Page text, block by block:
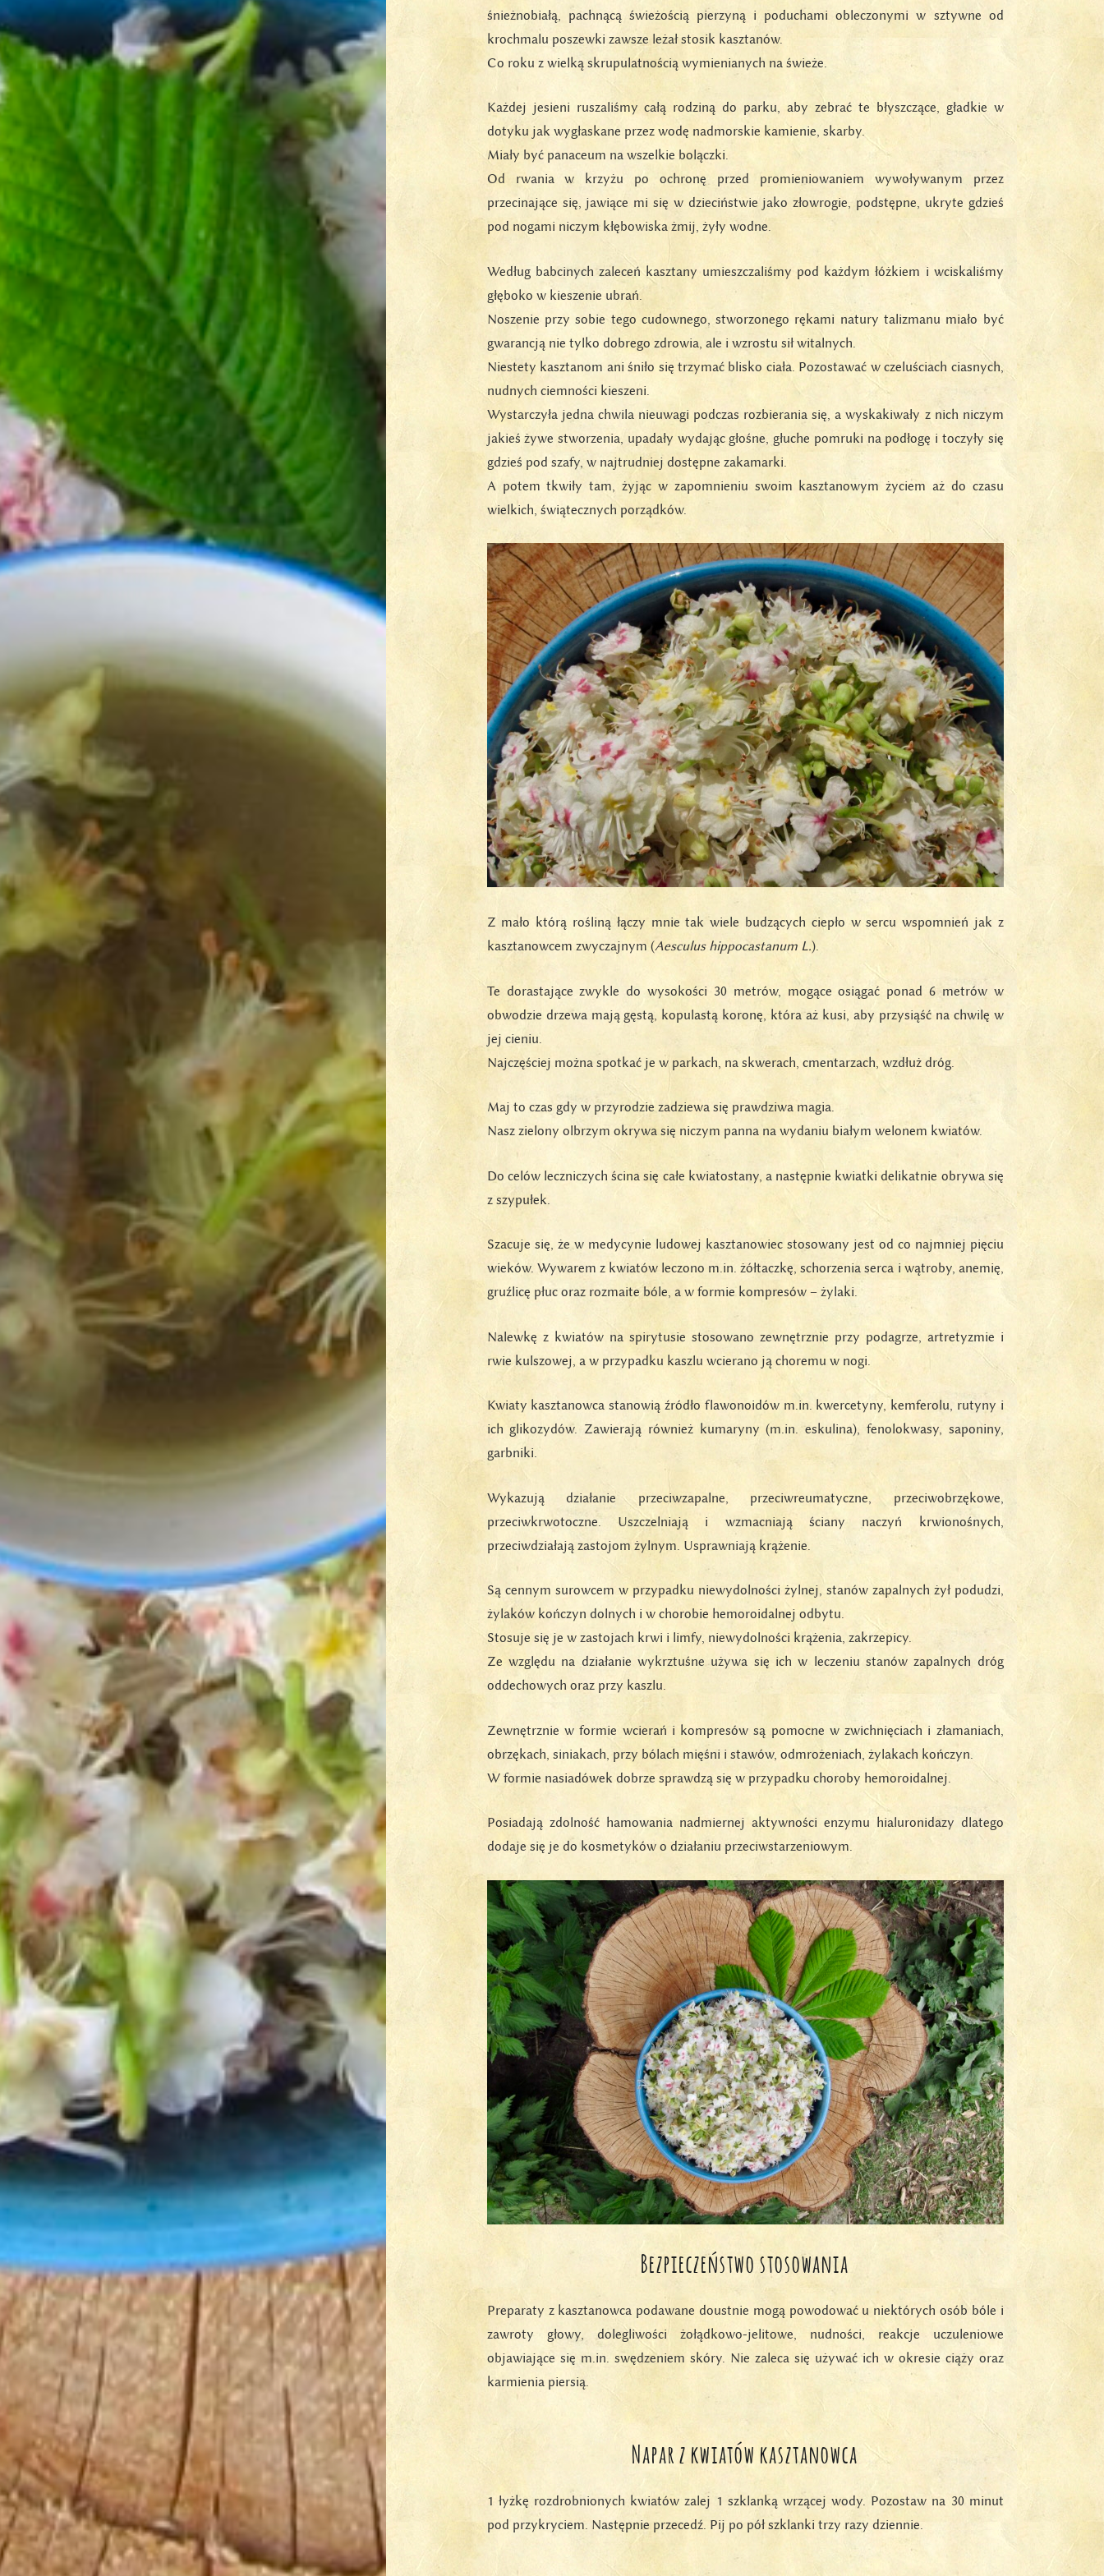
śnieżnobiałą, pachnącą świeżością pierzyną i poduchami obleczonymi w sztywne od
krochmalu poszewki zawsze leżał stosik kasztanów.
Co roku z wielką skrupulatnością wymienianych na świeże.
Każdej jesieni ruszaliśmy całą rodziną do parku, aby zebrać te błyszczące, gładkie w
dotyku jak wygłaskane przez wodę nadmorskie kamienie, skarby.
Miały być panaceum na wszelkie bolączki.
Od rwania w krzyżu po ochronę przed promieniowaniem wywoływanym przez
przecinające się, jawiące mi się w dzieciństwie jako złowrogie, podstępne, ukryte gdzieś
pod nogami niczym kłębowiska żmij, żyły wodne.
Według babcinych zaleceń kasztany umieszczaliśmy pod każdym łóżkiem i wciskaliśmy
głęboko w kieszenie ubrań.
Noszenie przy sobie tego cudownego, stworzonego rękami natury talizmanu miało być
gwarancją nie tylko dobrego zdrowia, ale i wzrostu sił witalnych.
Niestety kasztanom ani śniło się trzymać blisko ciała. Pozostawać w czeluściach ciasnych,
nudnych ciemności kieszeni.
Wystarczyła jedna chwila nieuwagi podczas rozbierania się, a wyskakiwały z nich niczym
jakieś żywe stworzenia, upadały wydając głośne, głuche pomruki na podłogę i toczyły się
gdzieś pod szafy, w najtrudniej dostępne zakamarki.
A potem tkwiły tam, żyjąc w zapomnieniu swoim kasztanowym życiem aż do czasu
wielkich, świątecznych porządków.
Z mało którą rośliną łączy mnie tak wiele budzących ciepło w sercu wspomnień jak z
kasztanowcem zwyczajnym (Aesculus hippocastanum L.).
Te dorastające zwykle do wysokości 30 metrów, mogące osiągać ponad 6 metrów w
obwodzie drzewa mają gęstą, kopulastą koronę, która aż kusi, aby przysiąść na chwilę w
jej cieniu.
Najczęściej można spotkać je w parkach, na skwerach, cmentarzach, wzdłuż dróg.
Maj to czas gdy w przyrodzie zadziewa się prawdziwa magia.
Nasz zielony olbrzym okrywa się niczym panna na wydaniu białym welonem kwiatów.
Do celów leczniczych ścina się całe kwiatostany, a następnie kwiatki delikatnie obrywa się
z szypułek.
Szacuje się, że w medycynie ludowej kasztanowiec stosowany jest od co najmniej pięciu
wieków. Wywarem z kwiatów leczono m.in. żółtaczkę, schorzenia serca i wątroby, anemię,
gruźlicę płuc oraz rozmaite bóle, a w formie kompresów – żylaki.
Nalewkę z kwiatów na spirytusie stosowano zewnętrznie przy podagrze, artretyzmie i
rwie kulszowej, a w przypadku kaszlu wcierano ją choremu w nogi.
Kwiaty kasztanowca stanowią źródło flawonoidów m.in. kwercetyny, kemferolu, rutyny i
ich glikozydów. Zawierają również kumaryny (m.in. eskulina), fenolokwasy, saponiny,
garbniki.
Wykazują działanie przeciwzapalne, przeciwreumatyczne, przeciwobrzękowe,
przeciwkrwotoczne. Uszczelniają i wzmacniają ściany naczyń krwionośnych,
przeciwdziałają zastojom żylnym. Usprawniają krążenie.
Są cennym surowcem w przypadku niewydolności żylnej, stanów zapalnych żył podudzi,
żylaków kończyn dolnych i w chorobie hemoroidalnej odbytu.
Stosuje się je w zastojach krwi i limfy, niewydolności krążenia, zakrzepicy.
Ze względu na działanie wykrztuśne używa się ich w leczeniu stanów zapalnych dróg
oddechowych oraz przy kaszlu.
Zewnętrznie w formie wcierań i kompresów są pomocne w zwichnięciach i złamaniach,
obrzękach, siniakach, przy bólach mięśni i stawów, odmrożeniach, żylakach kończyn.
W formie nasiadówek dobrze sprawdzą się w przypadku choroby hemoroidalnej.
Posiadają zdolność hamowania nadmiernej aktywności enzymu hialuronidazy dlatego
dodaje się je do kosmetyków o działaniu przeciwstarzeniowym.
Bezpieczeństwo stosowania
Preparaty z kasztanowca podawane doustnie mogą powodować u niektórych osób bóle i
zawroty głowy, dolegliwości żołądkowo-jelitowe, nudności, reakcje uczuleniowe
objawiające się m.in. swędzeniem skóry. Nie zaleca się używać ich w okresie ciąży oraz
karmienia piersią.
Napar z kwiatów kasztanowca
1 łyżkę rozdrobnionych kwiatów zalej 1 szklanką wrzącej wody. Pozostaw na 30 minut
pod przykryciem. Następnie przecedź. Pij po pół szklanki trzy razy dziennie.